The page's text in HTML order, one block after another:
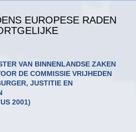
EUROPESE RADEN
VAN BINNENLANDSE ZAKEN
DE COMMISSIE VRIJHEDEN
JUSTITIE EN
2001)